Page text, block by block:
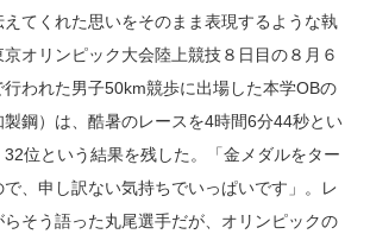
てくれた思いをそのまま表現するような執
オリンピック大会陸上競技８日目の８月６
行われた男子50km競歩に出場した本学OBの
鋼）は、酷暑のレースを4時間6分44秒とい
位という結果を残した。「金メダルをター
、申し訳ない気持ちでいっぱいです」。レ
そう語った丸尾選手だが、オリンピックの